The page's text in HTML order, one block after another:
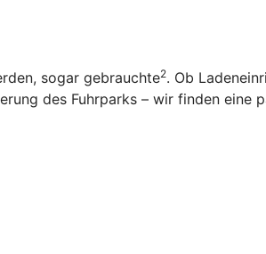
sogar gebrauchte2. Ob
des Fuhrparks – wir finden eine